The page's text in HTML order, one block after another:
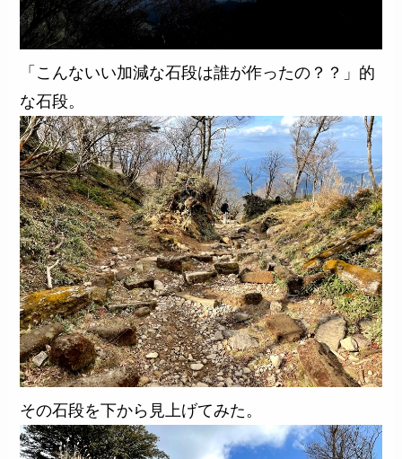
「こんないい加減な石段は誰が作ったの？？」的
な石段。
その石段を下から見上げてみた。